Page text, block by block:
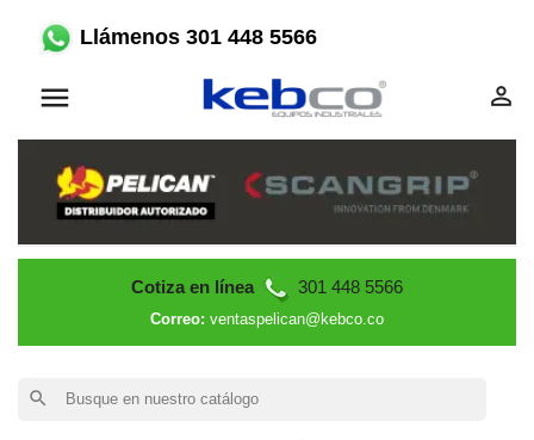
Llámenos 301 448 5566
 
Cotiza en línea 301 448 5566
Correo: ventaspelican@kebco.co
search